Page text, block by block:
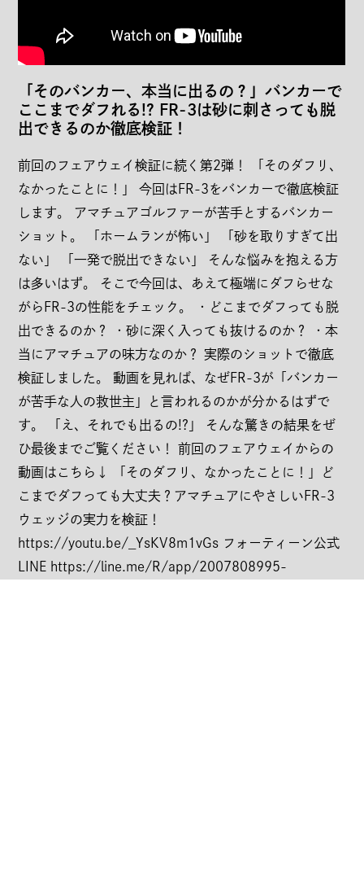
「そのバンカー、本当に出るの？」バンカーで
ここまでダフれる!? FR-3は砂に刺さっても脱
出できるのか徹底検証！
前回のフェアウェイ検証に続く第2弾！ 「そのダフリ、
なかったことに！」 今回はFR-3をバンカーで徹底検証
します。 アマチュアゴルファーが苦手とするバンカー
ショット。 「ホームランが怖い」 「砂を取りすぎて出
ない」 「一発で脱出できない」 そんな悩みを抱える方
は多いはず。 そこで今回は、あえて極端にダフらせな
がらFR-3の性能をチェック。 ・どこまでダフっても脱
出できるのか？ ・砂に深く入っても抜けるのか？ ・本
当にアマチュアの味方なのか？ 実際のショットで徹底
検証しました。 動画を見れば、なぜFR-3が「バンカー
が苦手な人の救世主」と言われるのかが分かるはずで
す。 「え、それでも出るの!?」 そんな驚きの結果をぜ
ひ最後までご覧ください！ 前回のフェアウェイからの
動画はこちら↓ 「そのダフリ、なかったことに！」ど
こまでダフっても大丈夫？アマチュアにやさしいFR-3
ウェッジの実力を検証！
https://youtu.be/_YsKV8m1vGs フォーティーン公式
LINE https://line.me/R/app/2007808995-
会社概要
利用規約
特定商取引法に関する表示
個人情報の取扱いについて
なりすまし詐欺メールへの注意喚起
ENGLISH
COPYRIGHT ©︎ FOURTEEN CO.,LTD. ALL RIGHTS RESERVED.